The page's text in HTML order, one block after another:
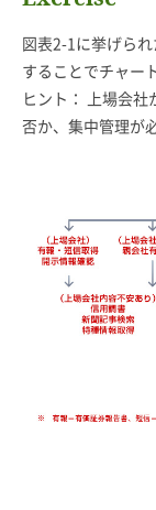
図表2-1に挙げら
することでチャー
ヒント： 上場会
否か、集中管理が